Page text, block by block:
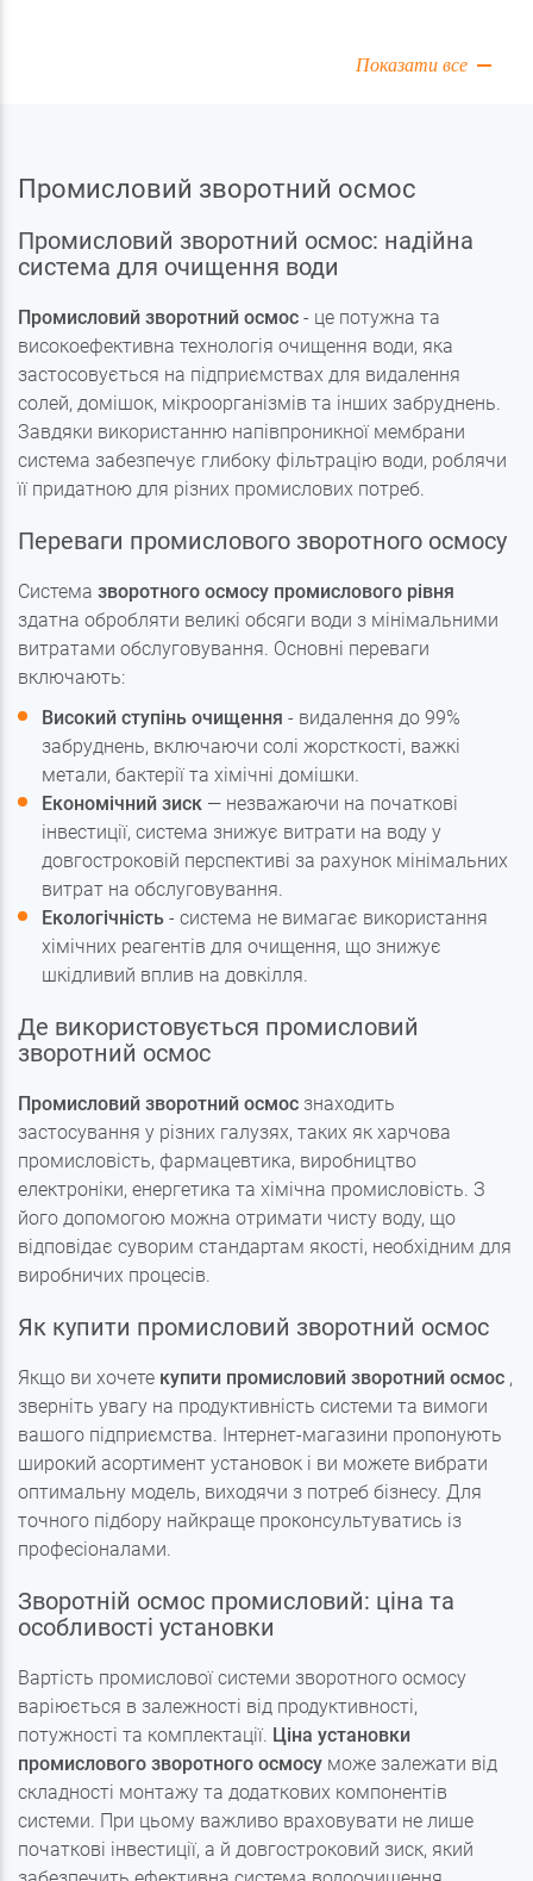
Показати все
Промисловий зворотний осмос
Промисловий зворотний осмос: надійна
система для очищення води
Промисловий зворотний осмос - це потужна та
високоефективна технологія очищення води, яка
застосовується на підприємствах для видалення
солей, домішок, мікроорганізмів та інших забруднень.
Завдяки використанню напівпроникної мембрани
система забезпечує глибоку фільтрацію води, роблячи
її придатною для різних промислових потреб.
Переваги промислового зворотного осмосу
Система зворотного осмосу промислового рівня
здатна обробляти великі обсяги води з мінімальними
витратами обслуговування. Основні переваги
включають:
Високий ступінь очищення - видалення до 99%
забруднень, включаючи солі жорсткості, важкі
метали, бактерії та хімічні домішки.
Економічний зиск — незважаючи на початкові
інвестиції, система знижує витрати на воду у
довгостроковій перспективі за рахунок мінімальних
витрат на обслуговування.
Екологічність - система не вимагає використання
хімічних реагентів для очищення, що знижує
шкідливий вплив на довкілля.
Де використовується промисловий
зворотний осмос
Промисловий зворотний осмос знаходить
застосування у різних галузях, таких як харчова
промисловість, фармацевтика, виробництво
електроніки, енергетика та хімічна промисловість. З
його допомогою можна отримати чисту воду, що
відповідає суворим стандартам якості, необхідним для
виробничих процесів.
Як купити промисловий зворотний осмос
Якщо ви хочете купити промисловий зворотний осмос ,
зверніть увагу на продуктивність системи та вимоги
вашого підприємства. Інтернет-магазини пропонують
широкий асортимент установок і ви можете вибрати
оптимальну модель, виходячи з потреб бізнесу. Для
точного підбору найкраще проконсультуватись із
професіоналами.
Зворотній осмос промисловий: ціна та
особливості установки
Вартість промислової системи зворотного осмосу
варіюється в залежності від продуктивності,
потужності та комплектації. Ціна установки
промислового зворотного осмосу може залежати від
складності монтажу та додаткових компонентів
системи. При цьому важливо враховувати не лише
початкові інвестиції, а й довгостроковий зиск, який